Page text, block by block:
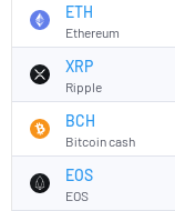
ETH
Ethereum
XRP
Ripple
BCH
Bitcoin cash
EOS
EOS